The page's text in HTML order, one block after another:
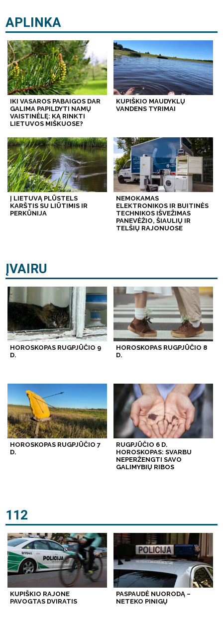
APLINKA
IKI VASAROS PABAIGOS DAR
GALIMA PAPILDYTI NAMŲ
VAISTINĖLĘ: KĄ RINKTI
LIETUVOS MIŠKUOSE?
KUPIŠKIO MAUDYKLŲ
VANDENS TYRIMAI
Į LIETUVĄ PLŪSTELS
KARŠTIS SU LIŪTIMIS IR
PERKŪNIJA
NEMOKAMAS
ELEKTRONIKOS IR BUITINĖS
TECHNIKOS IŠVEŽIMAS
PANEVĖŽIO, ŠIAULIŲ IR
TELŠIŲ RAJONUOSE
ĮVAIRU
HOROSKOPAS RUGPJŪČIO 9
D.
HOROSKOPAS RUGPJŪČIO 8
D.
HOROSKOPAS RUGPJŪČIO 7
D.
RUGPJŪČIO 6 D.
HOROSKOPAS: SVARBU
NEPERŽENGTI SAVO
GALIMYBIŲ RIBOS
112
KUPIŠKIO RAJONE
PAVOGTAS DVIRATIS
PASPAUDĖ NUORODĄ –
NETEKO PINIGŲ